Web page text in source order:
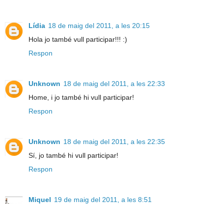
Lídia 18 de maig del 2011, a les 20:15
Hola jo també vull participar!!! :)
Respon
Unknown 18 de maig del 2011, a les 22:33
Home, i jo també hi vull participar!
Respon
Unknown 18 de maig del 2011, a les 22:35
Sí, jo també hi vull participar!
Respon
Miquel 19 de maig del 2011, a les 8:51